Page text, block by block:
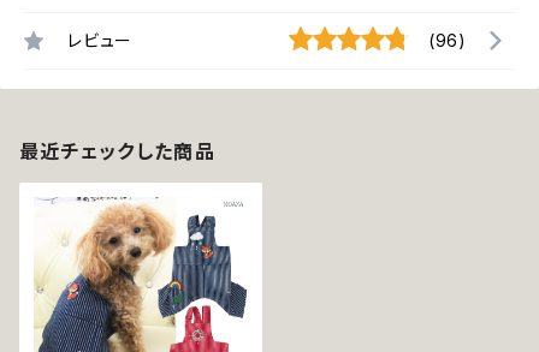
レビュー (96)
最近チェックした商品